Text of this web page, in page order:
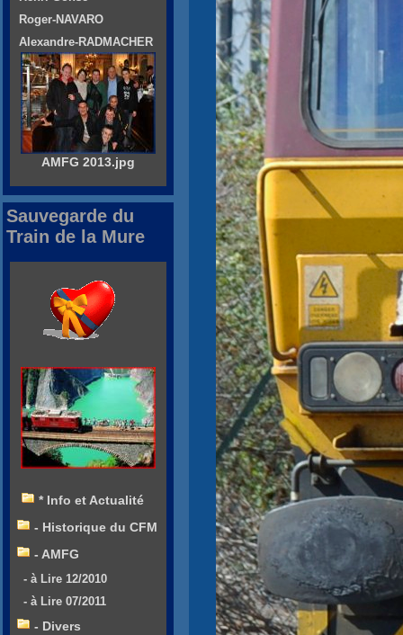
Roger-NAVARO
Alexandre-RADMACHER
AMFG 2013.jpg
Sauvegarde du
Train de la Mure
* Info et Actualité
- Historique du CFM
- AMFG
- à Lire 12/2010
- à Lire 07/2011
- Divers